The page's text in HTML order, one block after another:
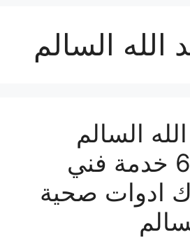
الله السالم
السالم
66817766 خدمة فني
ادوات صحية